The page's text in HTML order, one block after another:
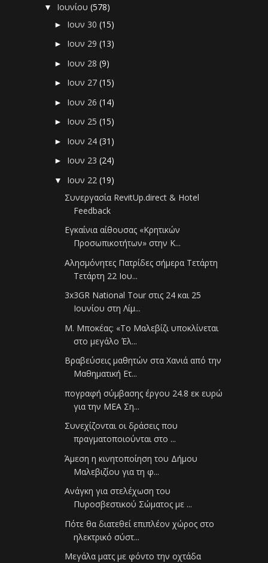
▼ Ιουνίου(578)
► Ιουν 30(15)
► Ιουν 29(13)
► Ιουν 28(9)
► Ιουν 27(15)
► Ιουν 26(14)
► Ιουν 25(15)
► Ιουν 24(31)
► Ιουν 23(24)
▼ Ιουν 22(19)
Συνεργασία RevitUp.direct & Hotel
Feedback
Εγκαίνια αίθουσας «Κρητικών
Προσωπικοτήτων» στην Κ...
Αλησμόνητες Πατρίδες σήμερα Τετάρτη
Τετάρτη 22 Ιου...
3x3GR National Tour στις 24 και 25
Ιουνίου στη Λίμ...
Μ. Μποκέας: «Tο Μαλεβίζι υποκλίνεται
στο μεγάλο Έλ...
Βραβεύσεις μαθητών στα Χανιά από την
Μαθηματική Ετ...
πογραφή σύμβασης έργου 24.8 εκ ευρώ
για την ΜΕΑ Ση...
Συνεχίζονται οι δράσεις που
πραγματοποιούνται στο ...
Άμεση η κινητοποίηση του Δήμου
Μαλεβιζίου για τη φ...
Ανάγκη για στελέχωση του
Πυροσβεστικού Σώματος με ...
Πότε θα διατεθεί επιπλέον χώρος στο
ηλεκτρικό σύστ...
Μεγάλα ματς με φόντο την οχτάδα